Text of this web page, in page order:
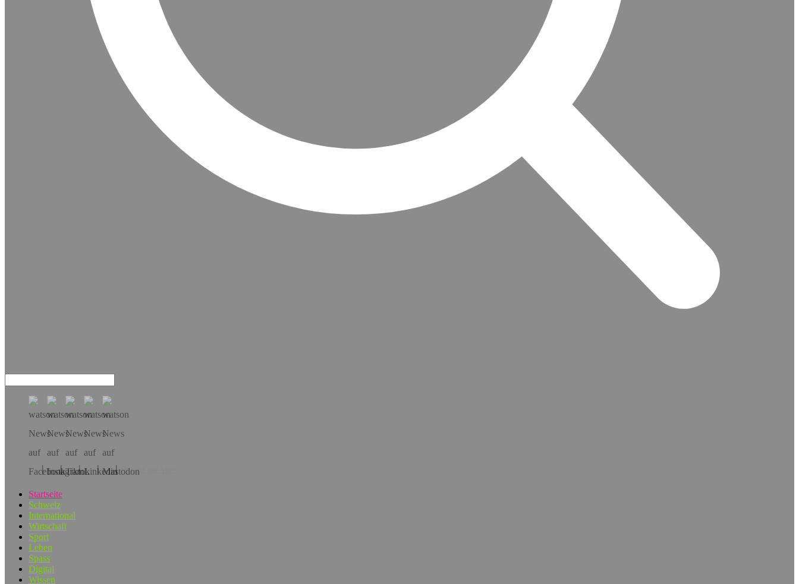
Hol dir die App!
Startseite
Schweiz
International
Wirtschaft
Sport
Leben
Spass
Digital
Wissen